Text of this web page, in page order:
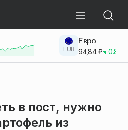
EUR
Евро
94,84₽ 0.83
в пост, нужно
из